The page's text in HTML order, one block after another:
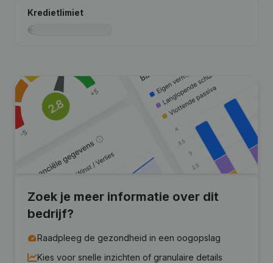
Kredietlimiet
Zoek je meer informatie over dit
bedrijf?
Raadpleeg de gezondheid in een oogopslag
Kies voor snelle inzichten of granulaire details